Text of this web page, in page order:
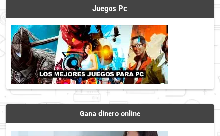
Juegos Pc
Gana dinero online